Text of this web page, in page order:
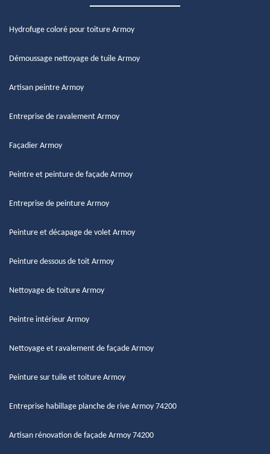
Hydrofuge coloré pour toiture Armoy
Démoussage nettoyage de tuile Armoy
Artisan peintre Armoy
Entreprise de ravalement Armoy
Façadier Armoy
Peintre et peinture de façade Armoy
Entreprise de peinture Armoy
Peinture et décapage de volet Armoy
Peinture dessous de toit Armoy
Nettoyage de toiture Armoy
Peintre intérieur Armoy
Nettoyage et ravalement de façade Armoy
Peinture sur tuile et toiture Armoy
Entreprise habillage planche de rive Armoy 74200
Artisan rénovation de façade Armoy 74200